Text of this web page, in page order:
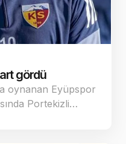
gördü
oynanan Eyüpspor
Portekizli…